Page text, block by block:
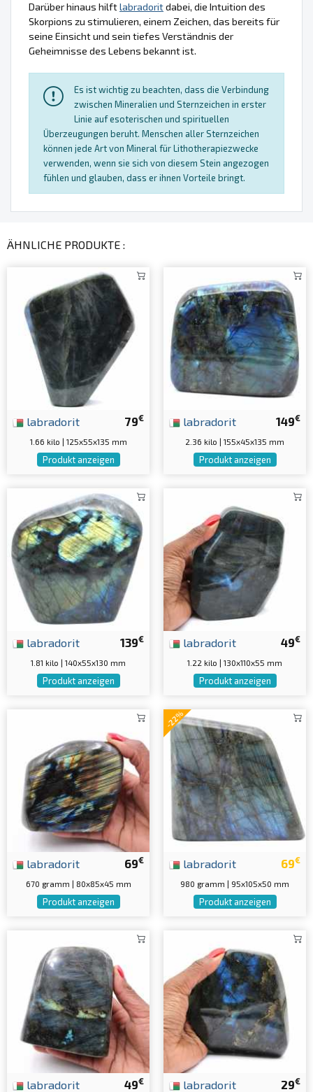
Darüber hinaus hilftlabradoritdabei, die Intuition des
Skorpions zu stimulieren, einem Zeichen, das bereits für
seine Einsicht und sein tiefes Verständnis der
Geheimnisse des Lebens bekannt ist.
Es ist wichtig zu beachten, dass die Verbindung
zwischen Mineralien und Sternzeichen in erster
Linie auf esoterischen und spirituellen
Überzeugungen beruht. Menschen aller Sternzeichen
können jede Art von Mineral für Lithotherapiezwecke
verwenden, wenn sie sich von diesem Stein angezogen
fühlen und glauben, dass er ihnen Vorteile bringt.
ÄHNLICHE PRODUKTE :
79€
labradorit
1.66 kilo | 125x55x135 mm
Produkt anzeigen
149€
labradorit
2.36 kilo | 155x45x135 mm
Produkt anzeigen
139€
labradorit
1.81 kilo | 140x55x130 mm
Produkt anzeigen
49€
labradorit
1.22 kilo | 130x110x55 mm
Produkt anzeigen
69€
labradorit
670 gramm | 80x85x45 mm
Produkt anzeigen
-22%
69€
labradorit
980 gramm | 95x105x50 mm
Produkt anzeigen
49€
labradorit 29€
labradorit